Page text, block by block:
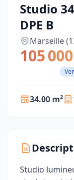
Studio
DPE B
Marseille
105
34.00 m²
Studio